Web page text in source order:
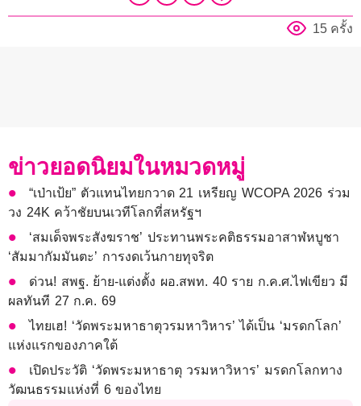
15 ครั้ง
ข่าวยอดนิยมในหมวดหมู่
“เป่าเป้ย” ตัวแทนไทยกวาด 21 เหรียญ WCOPA 2026 ร่วม
วง 24K คว้าชัยบนเวทีโลกที่สหรัฐฯ
‘สมเด็จพระสังฆราช’ ประทานพระคติธรรมอาสาฬหบูชา
‘สัมมากัมมันตะ’ การงดเว้นกายทุจริต
ด่วน! สพฐ. ย้าย-แต่งตั้ง ผอ.สพท. 40 ราย ก.ค.ศ.ไฟเขียว มี
ผลทันที 27 ก.ค. 69
ไทยเฮ! ‘วัดพระมหาธาตุวรมหาวิหาร’ ได้เป็น ‘มรดกโลก’
แห่งแรกของภาคใต้
เปิดประวัติ ‘วัดพระมหาธาตุ วรมหาวิหาร’ มรดกโลกทาง
วัฒนธรรมแห่งที่ 6 ของไทย